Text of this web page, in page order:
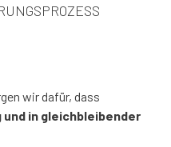
wir dafür, dass
in gleichbleibender